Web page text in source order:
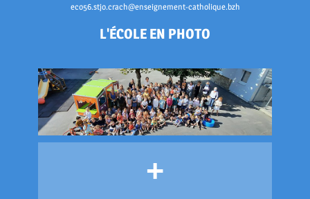
eco56.stjo.crach@enseignement-catholique.bzh
L'ÉCOLE EN PHOTO
+